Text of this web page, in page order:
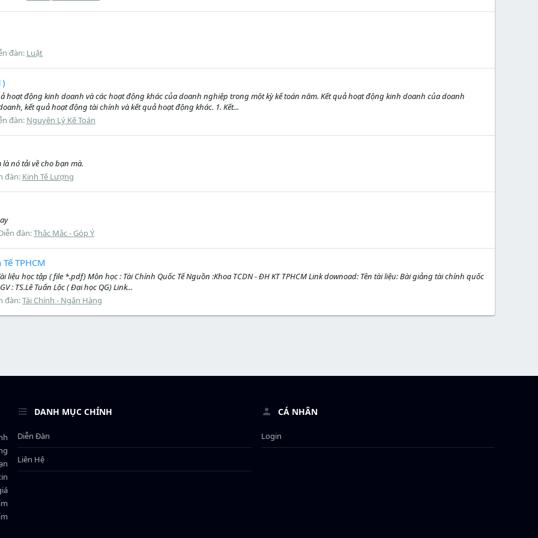
đàn: Luật
hoạt động kinh doanh và các hoạt động khác của doanh nghiệp trong một kỳ kế toán năm. Kết quả hoạt động kinh doanh của doanh
kết quả hoạt động tài chính và kết quả hoạt động khác. 1. Kết...
đàn: Nguyên Lý Kế Toán
nó tải về cho bạn mà.
đàn: Kinh Tế Lượng
đàn:Thắc Mắc - Góp Ý
TPHCM
liệu học tập ( file *.pdf) Môn học : Tài Chính Quốc Tế Nguồn :Khoa TCDN - ĐH KT TPHCM Link downoad: Tên tài liệu: Bài giảng tài chính quốc
: TS.Lê Tuấn Lộc ( Đại học QG) Link...
đàn:Tài Chính - Ngân Hàng
DANH MỤC CHÍNH
Diễn Đàn
Liên Hệ
CÁ NHÂN
Login